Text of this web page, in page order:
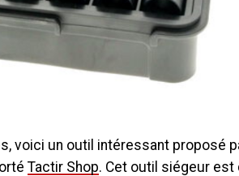
voici un outil intéressant proposé
Tactir Shop. Cet outil siégeur est